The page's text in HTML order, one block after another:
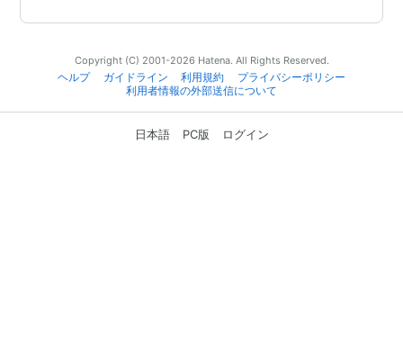
Copyright (C) 2001-2026 Hatena. All Rights Reserved.
ヘルプ
ガイドライン 利用規約
プライバシーポリシー
利用者情報の外部送信について
日本語 PC版 ログイン